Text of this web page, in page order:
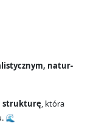
natur-
strukturę, która
🌊